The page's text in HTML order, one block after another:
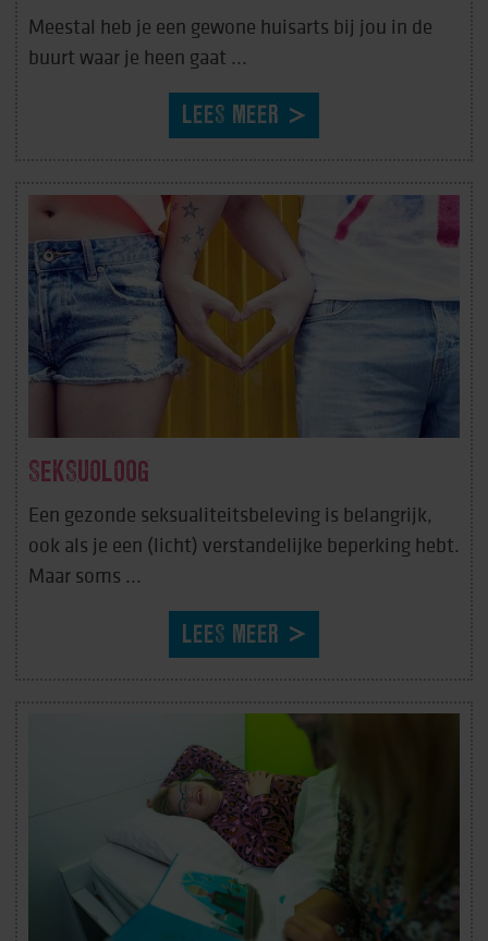
Meestal heb je een gewone huisarts bij jou in de
buurt waar je heen gaat ...
LEES MEER
SEKSUOLOOG
Een gezonde seksualiteitsbeleving is belangrijk,
ook als je een (licht) verstandelijke beperking hebt.
Maar soms ...
LEES MEER